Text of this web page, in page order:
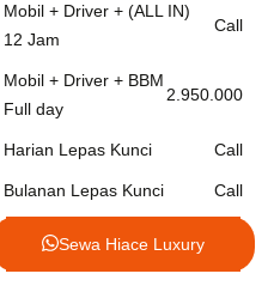
Mobil + Driver + (ALL IN)
12 Jam
Call
Mobil + Driver + BBM
Full day
2.950.000
Harian Lepas Kunci Call
Bulanan Lepas Kunci Call
Sewa Hiace Luxury